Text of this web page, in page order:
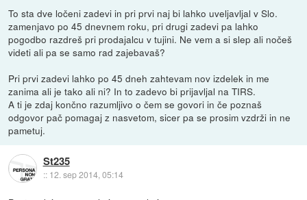
To sta dve ločeni zadevi in pri prvi naj bi lahko uveljavljal v Slo.
zamenjavo po 45 dnevnem roku, pri drugi zadevi pa lahko
pogodbo razdreš pri prodajalcu v tujini. Ne vem a si slep ali nočeš
videti ali pa se samo rad zajebavaš?
Pri prvi zadevi lahko po 45 dneh zahtevam nov izdelek in me
zanima ali je tako ali ni? In to zadevo bi prijavljal na TIRS.
A ti je zdaj končno razumljivo o čem se govori in če poznaš
odgovor pač pomagaj z nasvetom, sicer pa se prosim vzdrži in ne
pametuj.
St235
:: 12. sep 2014, 05:14